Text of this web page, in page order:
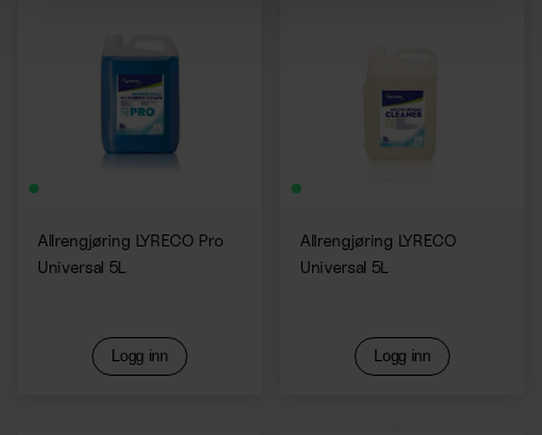
Allrengjøring LYRECO Pro
Universal 5L
Logg inn
Allrengjøring LYRECO
Universal 5L
Logg inn